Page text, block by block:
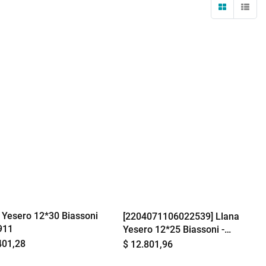
12*30 Biassoni
[2204071106022539] Llana
Yesero 12*25 Biassoni -
992910
$ 12.801,96